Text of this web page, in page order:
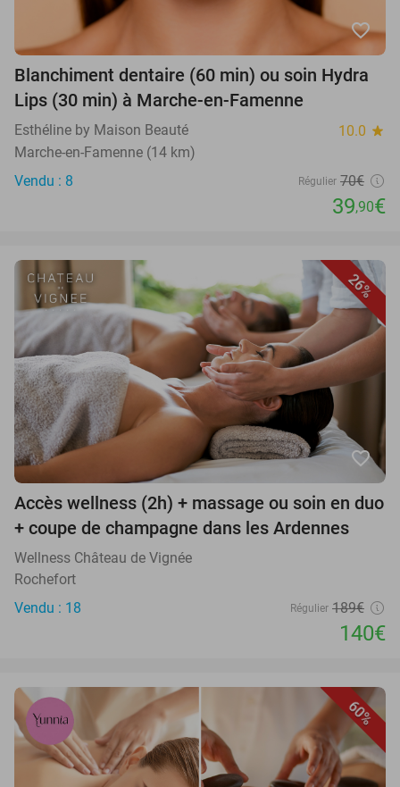
favorite_border
Blanchiment dentaire (60 min) ou soin Hydra
Lips (30 min) à Marche-en-Famenne
Esthéline by Maison Beauté 10.0 star
Marche-en-Famenne (14 km)
Vendu : 8
Régulier 70€
39,90€
26%
favorite_border
Accès wellness (2h) + massage ou soin en duo
+ coupe de champagne dans les Ardennes
Wellness Château de Vignée
Rochefort
Vendu : 18
Régulier 189€
140€
60%